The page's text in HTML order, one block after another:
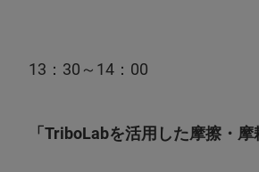
13：30～14：00
「TriboLabを活用した摩擦・